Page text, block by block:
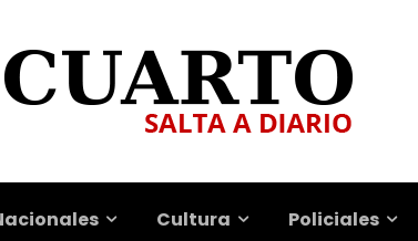
Cultura Policiales